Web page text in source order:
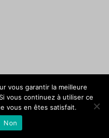
vous garantir la meilleure
vous continuez à utiliser ce
vous en êtes satisfait.
Non